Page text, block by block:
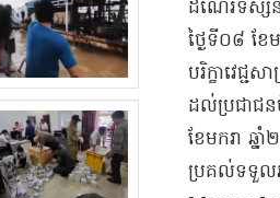
ដំណើរ​ទស្ស
ថ្ងៃទី​០៨ ខ
បរិក្ខា​វេជ្
ដល់​ប្រជាជន​
ខែមករា ឆ្
ប្រគល់​ទទួល​